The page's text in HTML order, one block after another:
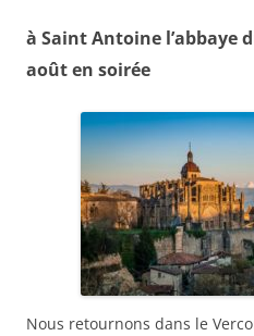
à Saint Antoine l’abbaye
aoûten soirée
Nous retournons dans le